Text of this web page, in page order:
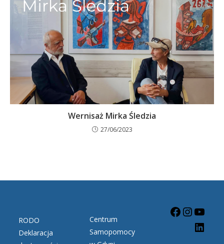
Wernisaż Mirka Śledzia
27/06/2023
RODO
Deklaracja
Centrum
Samopomocy